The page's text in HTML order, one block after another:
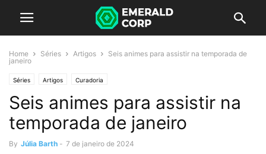
Home Séries Artigos
Seis animes para assistir na temporada de
janeiro
Séries Artigos Curadoria
Seis animes para assistir na
temporada de janeiro
By Júlia Barth - 7 de janeiro de 2024